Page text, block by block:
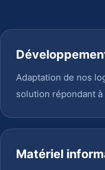
Adaptation de nos
solution répondant
Matériel